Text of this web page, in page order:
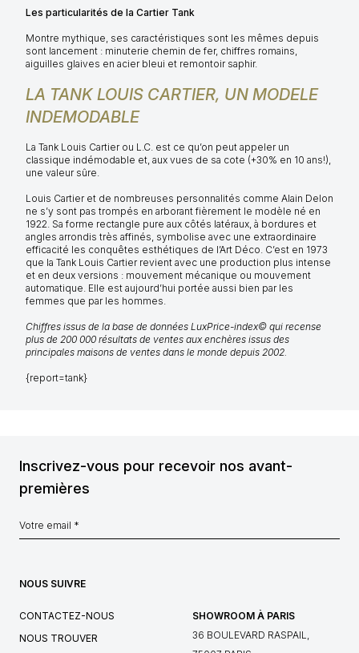
Les particularités de la Cartier Tank
Montre mythique, ses caractéristiques sont les mêmes depuis
sont lancement : minuterie chemin de fer, chiffres romains,
aiguilles glaives en acier bleui et remontoir saphir.
LA TANK LOUIS CARTIER, UN MODELE
INDEMODABLE
La Tank Louis Cartier ou L.C. est ce qu’on peut appeler un
classique indémodable et, aux vues de sa cote (+30% en 10 ans!),
une valeur sûre.
Louis Cartier et de nombreuses personnalités comme Alain Delon
ne s’y sont pas trompés en arborant fièrement le modèle né en
1922. Sa forme rectangle pure aux côtés latéraux, à bordures et
angles arrondis très affinés, symbolise avec une extraordinaire
efficacité les conquêtes esthétiques de l’Art Déco. C’est en 1973
que la Tank Louis Cartier revient avec une production plus intense
et en deux versions : mouvement mécanique ou mouvement
automatique. Elle est aujourd’hui portée aussi bien par les
femmes que par les hommes.
Chiffres issus de la base de données LuxPrice-index© qui recense
plus de 200 000 résultats de ventes aux enchères issus des
principales maisons de ventes dans le monde depuis 2002.
{report=tank}
Inscrivez-vous pour recevoir nos avant-
premières
NOUS SUIVRE
CONTACTEZ-NOUS
NOUS TROUVER
SHOWROOM À PARIS
36 BOULEVARD RASPAIL,